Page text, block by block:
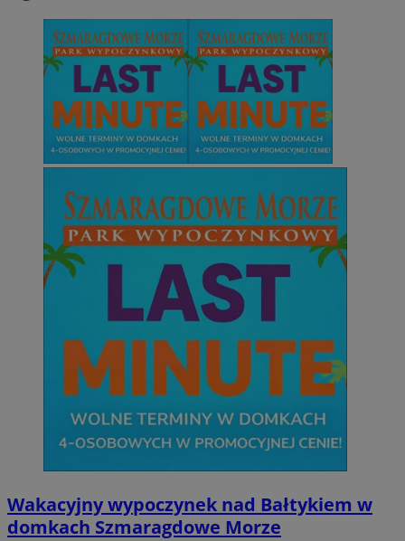
Wakacyjny wypoczynek nad Bałtykiem w
domkach Szmaragdowe Morze